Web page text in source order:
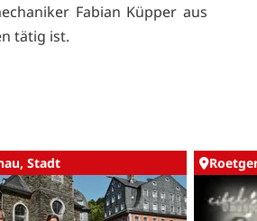
Fabian Küpper aus
tätig ist.
Stadt